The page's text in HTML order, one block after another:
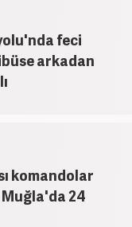
feci
arkadan
komandolar
24